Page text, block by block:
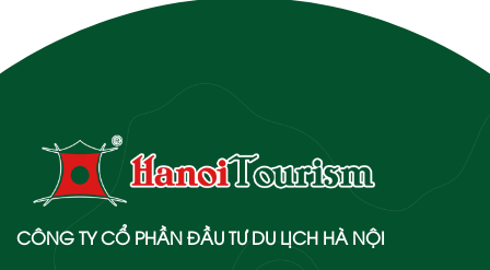
CÔNG TY CỔ PHẦN ĐẦU TƯ DU LỊCH HÀ NỘI